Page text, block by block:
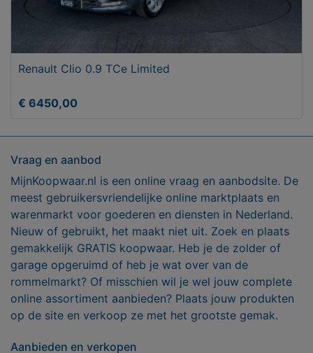
Renault Clio 0.9 TCe Limited
€ 6450,00
Vraag en aanbod
MijnKoopwaar.nl is een online vraag en aanbodsite. De
meest gebruikersvriendelijke online marktplaats en
warenmarkt voor goederen en diensten in Nederland.
Nieuw of gebruikt, het maakt niet uit. Zoek en plaats
gemakkelijk GRATIS koopwaar. Heb je de zolder of
garage opgeruimd of heb je wat over van de
rommelmarkt? Of misschien wil je wel jouw complete
online assortiment aanbieden? Plaats jouw produkten
op de site en verkoop ze met het grootste gemak.
Aanbieden en verkopen